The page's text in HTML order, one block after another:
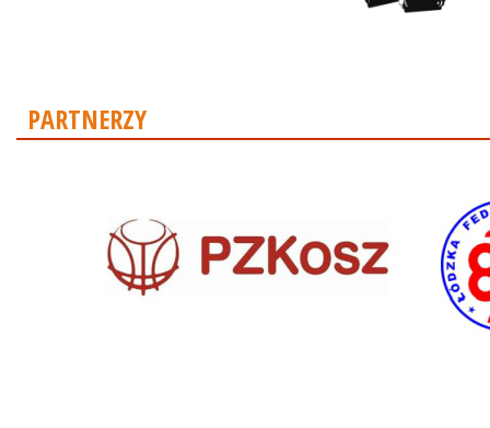
PARTNERZY